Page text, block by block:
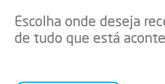
Escolha onde deseja
de tudo que está